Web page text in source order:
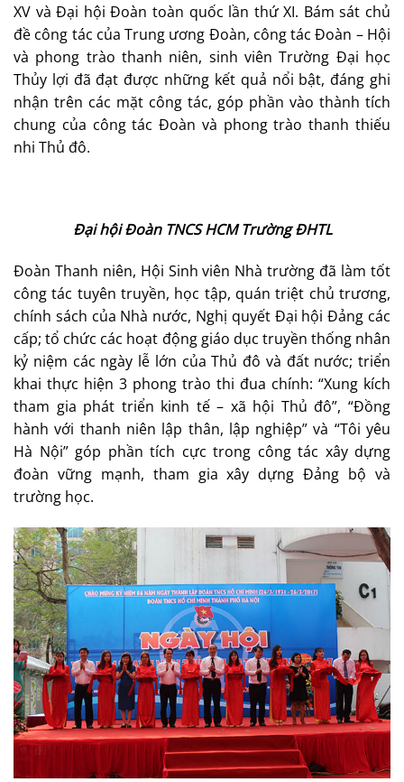
XV và Đại hội Đoàn toàn quốc lần thứ XI. Bám sát chủ
đề công tác của Trung ương Đoàn, công tác Đoàn – Hội
và phong trào thanh niên, sinh viên Trường Đại học
Thủy lợi đã đạt được những kết quả nổi bật, đáng ghi
nhận trên các mặt công tác, góp phần vào thành tích
chung của công tác Đoàn và phong trào thanh thiếu
nhi Thủ đô.
Đại hội Đoàn TNCS HCM Trường ĐHTL
Đoàn Thanh niên, Hội Sinh viên Nhà trường đã làm tốt
công tác tuyên truyền, học tập, quán triệt chủ trương,
chính sách của Nhà nước, Nghị quyết Đại hội Đảng các
cấp; tổ chức các hoạt động giáo dục truyền thống nhân
kỷ niệm các ngày lễ lớn của Thủ đô và đất nước; triển
khai thực hiện 3 phong trào thi đua chính: “Xung kích
tham gia phát triển kinh tế – xã hội Thủ đô”, “Đồng
hành với thanh niên lập thân, lập nghiệp” và “Tôi yêu
Hà Nội” góp phần tích cực trong công tác xây dựng
đoàn vững mạnh, tham gia xây dựng Đảng bộ và
trường học.